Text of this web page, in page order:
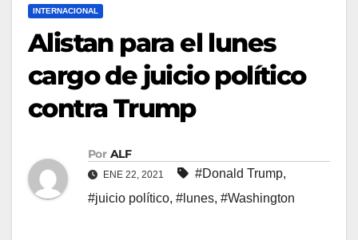
INTERNACIONAL
Alistan para el lunes
cargo de juicio político
contra Trump
Por ALF
ENE 22, 2021 #Donald Trump,
#juicio político, #lunes, #Washington